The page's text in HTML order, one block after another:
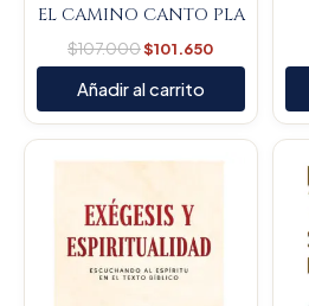
EL CAMINO CANTO PLA
$107.000$101.650
Añadir al carrito
$64.800.
Current